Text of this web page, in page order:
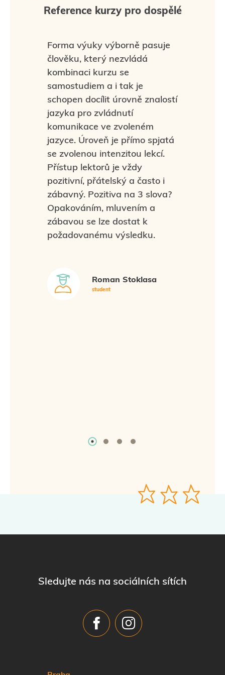
Reference kurzy pro dospělé
Forma výuky výborně pasuje
člověku, který nezvládá
kombinaci kurzu se
samostudiem a i tak je
schopen docílit úrovně znalostí
jazyka pro zvládnutí
komunikace ve zvoleném
jazyce. Úroveň je přímo spjatá
se zvolenou intenzitou lekcí.
Přístup lektorů je vždy
pozitivní, přátelský a často i
zábavný. Pozitiva na 3 slova?
Opakováním, mluvením a
zábavou se lze dostat k
požadovanému výsledku.
Roman Stoklasa
student
Sledujte nás na sociálních sítích